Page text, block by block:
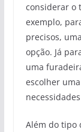
considerar o
exemplo,
precisos,
opção. Já
uma
escolher
Além do tipo